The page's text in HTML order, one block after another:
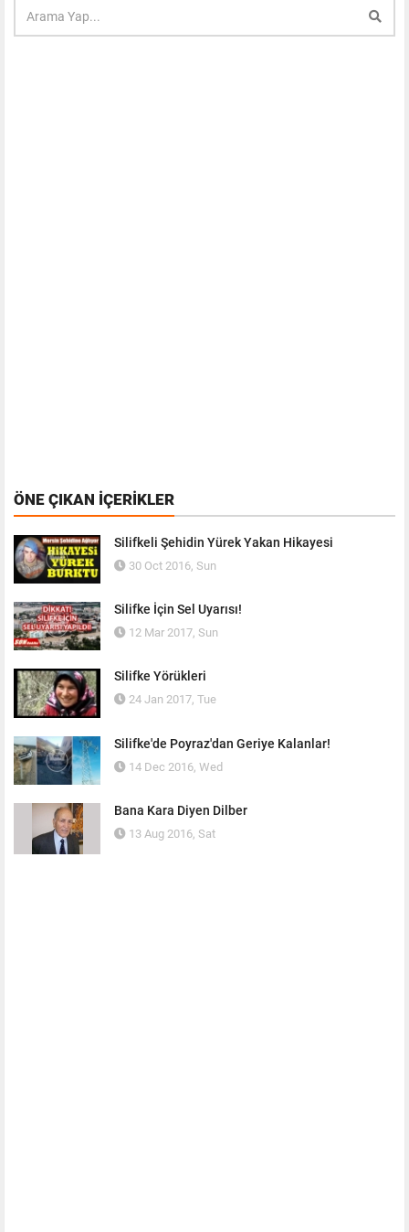
ÖNE ÇIKAN İÇERIKLER
Silifkeli Şehidin Yürek Yakan Hikayesi
30 Oct 2016, Sun
Silifke İçin Sel Uyarısı!
12 Mar 2017, Sun
Silifke Yörükleri
24 Jan 2017, Tue
Silifke'de Poyraz'dan Geriye Kalanlar!
14 Dec 2016, Wed
Bana Kara Diyen Dilber
13 Aug 2016, Sat